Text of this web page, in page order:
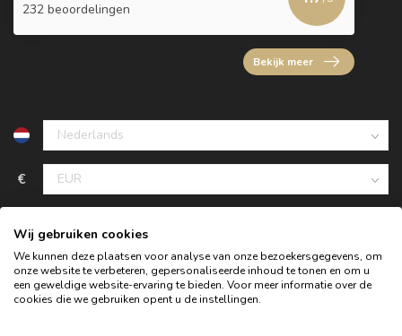
232 beoordelingen
Bekijk meer
€
Wij gebruiken cookies
We kunnen deze plaatsen voor analyse van onze bezoekersgegevens, om
onze website te verbeteren, gepersonaliseerde inhoud te tonen en om u
een geweldige website-ervaring te bieden. Voor meer informatie over de
cookies die we gebruiken opent u de instellingen.